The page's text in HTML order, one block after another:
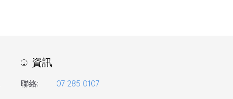
資訊
聯絡: 07 285 0107